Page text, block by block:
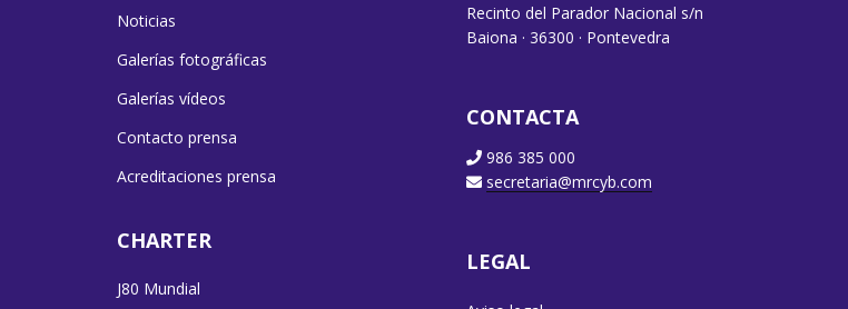
Noticias
Galerías fotográficas
Galerías vídeos
Contacto prensa
Acreditaciones prensa
CHARTER
J80 Mundial
Recinto del Parador Nacional s/n
Baiona · 36300 · Pontevedra
CONTACTA
986 385 000
secretaria@mrcyb.com
LEGAL